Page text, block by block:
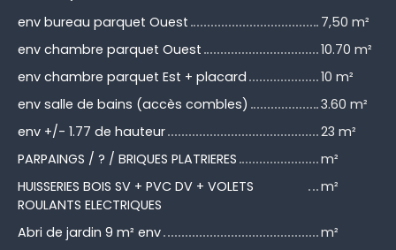
env bureau parquet Ouest
7,50 m²
env chambre parquet Ouest
10.70 m²
env chambre parquet Est + placard
10 m²
env salle de bains (accès combles)
3.60 m²
env +/- 1.77 de hauteur
23 m²
PARPAINGS / ? / BRIQUES PLATRIERES
m²
HUISSERIES BOIS SV + PVC DV + VOLETS
ROULANTS ELECTRIQUES
m²
Abri de jardin 9 m² env m²